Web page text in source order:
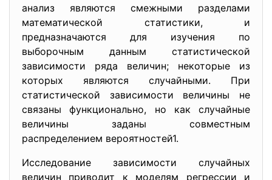
анализ являются смежными разделами
математической статистики, и
предназначаются для изучения по
выборочным данным статистической
зависимости ряда величин; некоторые из
которых являются случайными. При
статистической зависимости величины не
связаны функционально, но как случайные
величины заданы совместным
распределением вероятностей1.
Исследование зависимости случайных
величин приводит к моделям регрессии и